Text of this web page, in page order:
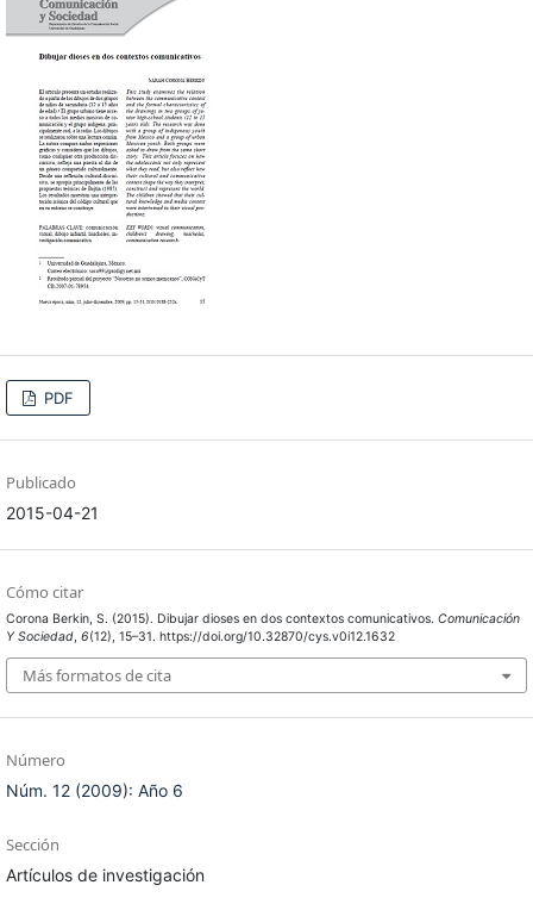
PDF
Publicado
2015-04-21
Cómo citar
Corona Berkin, S. (2015). Dibujar dioses en dos contextos comunicativos. Comunicación
Y Sociedad, 6(12), 15–31. https://doi.org/10.32870/cys.v0i12.1632
Más formatos de cita
Número
Núm. 12 (2009): Año 6
Sección
Artículos de investigación